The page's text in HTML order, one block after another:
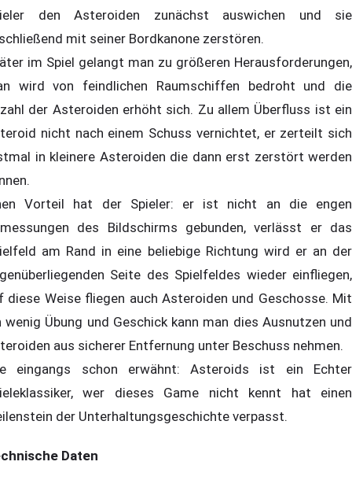
den Asteroiden zunächst auswichen und sie
mit seiner Bordkanone zerstören.
im Spiel gelangt man zu größeren Herausforderungen,
wird von feindlichen Raumschiffen bedroht und die
der Asteroiden erhöht sich. Zu allem Überfluss ist ein
nicht nach einem Schuss vernichtet, er zerteilt sich
in kleinere Asteroiden die dann erst zerstört werden
Vorteil hat der Spieler: er ist nicht an die engen
des Bildschirms gebunden, verlässt er das
am Rand in eine beliebige Richtung wird er an der
Seite des Spielfeldes wieder einfliegen,
diese Weise fliegen auch Asteroiden und Geschosse. Mit
wenig Übung und Geschick kann man dies Ausnutzen und
aus sicherer Entfernung unter Beschuss nehmen.
eingangs schon erwähnt: Asteroids ist ein Echter
wer dieses Game nicht kennt hat einen
der Unterhaltungsgeschichte verpasst.
Daten